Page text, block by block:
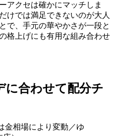
アクセは確かにマッチしま
けでは満足できないのが大人
で、手元の華やかさが一段と
格上げにも有用な組み合わせ
に合わせて配分チ